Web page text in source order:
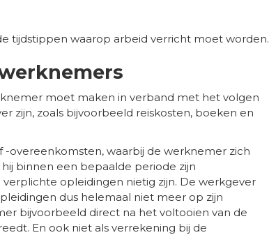
tijdstippen waarop arbeid verricht moet worden.
moet maken in verband met het volgen
zijn, zoals bijvoorbeeld reiskosten, boeken en
waarbij de werknemer zich
binnen een bepaalde periode zijn
opleidingen nietig zijn. De werkgever
dus helemaal niet meer op zijn
bijvoorbeeld direct na het voltooien van de
En ook niet als verrekening bij de